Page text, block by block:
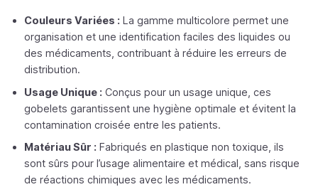
Couleurs Variées : La gamme multicolore permet une
organisation et une identification faciles des liquides ou
des médicaments, contribuant à réduire les erreurs de
distribution.
Usage Unique : Conçus pour un usage unique, ces
gobelets garantissent une hygiène optimale et évitent la
contamination croisée entre les patients.
Matériau Sûr : Fabriqués en plastique non toxique, ils
sont sûrs pour l’usage alimentaire et médical, sans risque
de réactions chimiques avec les médicaments.